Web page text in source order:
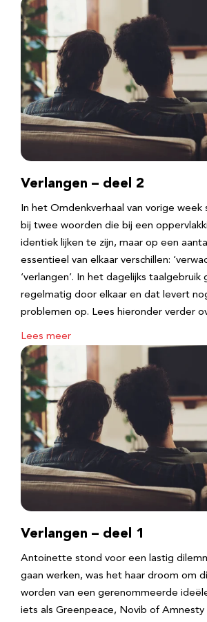
Verlangen – deel 2
In het Omdenkverhaal van vorige week
bij twee woorden die bij een
identiek lijken te zijn, maar op een
essentieel van elkaar verschillen:
‘verlangen’. In het dagelijks taalgebruik
regelmatig door elkaar en dat levert
problemen op. Lees hieronder verder
Lees meer
Verlangen – deel 1
Antoinette stond voor een lastig
gaan werken, was het haar droom om
worden van een gerenommeerde
iets als Greenpeace, Novib of Amnesty